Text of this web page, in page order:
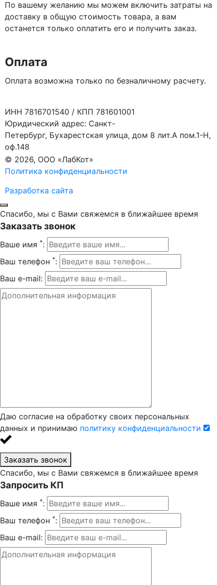
По вашему желанию мы можем включить затраты на
доставку в общую стоимость товара, а вам
останется только оплатить его и получить заказ.
Оплата
Оплата возможна только по безналичному расчету.
ИНН 7816701540 / КПП 781601001
Юридический адрес: Санкт-
Петербург, Бухарестская улица, дом 8 лит.А пом.1-Н,
оф.148
© 2026, ООО «ЛабКот»
Политика конфиденциальности
Разработка сайта
Спасибо, мы с Вами свяжемся в ближайшее время
Заказать звонок
Ваше имя *:
Ваш телефон *:
Ваш e-mail:
Даю согласие на обработку своих персональных
данных и принимаю политику конфиденциальности
Заказать звонок
Спасибо, мы с Вами свяжемся в ближайшее время
Запросить КП
Ваше имя *:
Ваш телефон *:
Ваш e-mail: